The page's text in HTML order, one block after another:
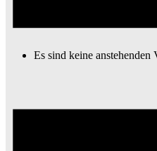
Es sind keine anstehenden